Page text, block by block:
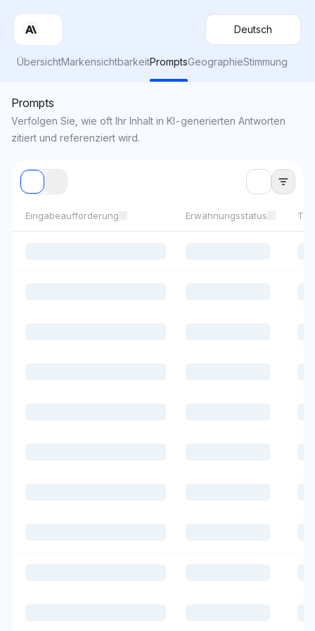
Deutsch
ÜbersichtMarkensichtbarkeitPromptsGeographieStimmung
Prompts
Verfolgen Sie, wie oft Ihr Inhalt in KI-generierten Antworten
zitiert und referenziert wird.
Eingabeaufforderung Erwähnungsstatus